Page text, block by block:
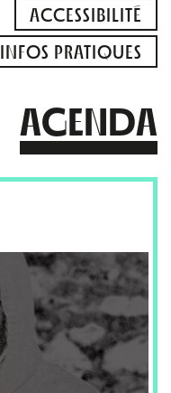
ACCESSIBILITÉ
INFOS PRATIQUES
AGENDA